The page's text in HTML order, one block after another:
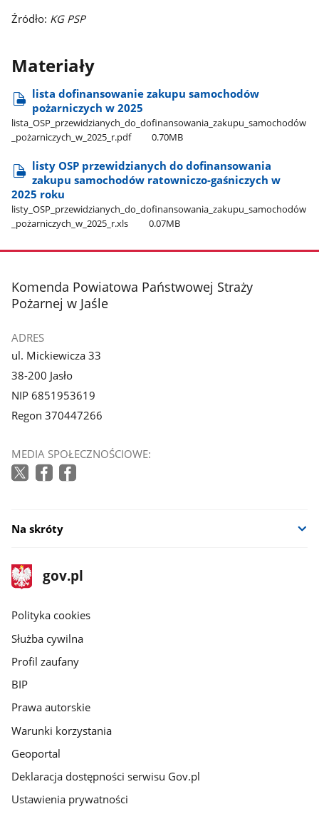
Źródło: KG PSP
Materiały
lista dofinansowanie zakupu samochodów
pożarniczych w 2025
lista​_OSP​_przewidzianych​_do​_dofinansowania​_zakupu​_samochodów​
_pożarniczych​_w​_2025​_r.pdf
0.70MB
listy OSP przewidzianych do dofinansowania
zakupu samochodów ratowniczo-gaśniczych w
2025 roku
listy​_OSP​_przewidzianych​_do​_dofinansowania​_zakupu​_samochodów​
_pożarniczych​_w​_2025​_r.xls
0.07MB
stopka
Komenda Powiatowa Państwowej Straży
Pożarnej w Jaśle
ADRES
ul. Mickiewicza 33
38-200 Jasło
NIP 6851953619
Regon 370447266
MEDIA SPOŁECZNOŚCIOWE:
Na skróty
stopka
gov.pl
Strona
gov.pl
gov.pl
Polityka cookies
Służba cywilna
Profil zaufany
BIP
Prawa autorskie
Warunki korzystania
Geoportal
Deklaracja dostępności serwisu Gov.pl
Ustawienia prywatności